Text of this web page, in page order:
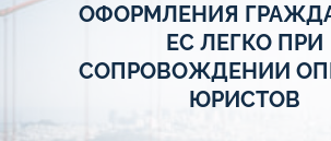
ОФОРМЛЕНИЯ
ЕС ЛЕГКО ПРИ
СОПРОВОЖДЕНИИ
ЮРИСТОВ